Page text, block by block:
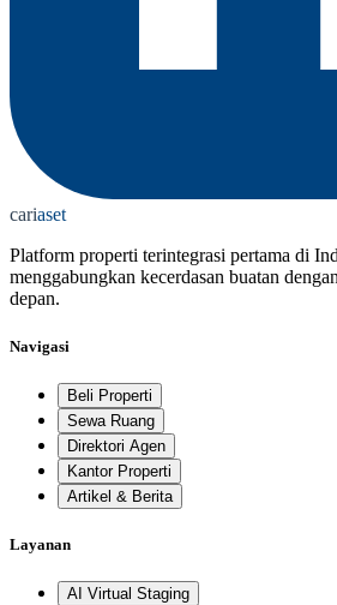
cariaset
Platform properti terintegrasi pertama di
menggabungkan kecerdasan buatan
depan.
Navigasi
Beli Properti
Sewa Ruang
Direktori Agen
Kantor Properti
Artikel & Berita
Layanan
AI Virtual Staging